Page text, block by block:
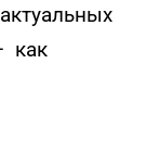
как